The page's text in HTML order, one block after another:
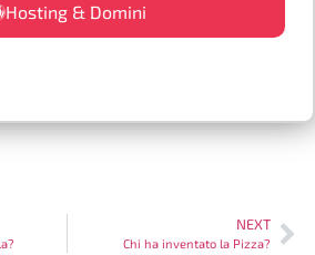
Hosting & Domini
NEXT
Chi ha inventato la Pizza?